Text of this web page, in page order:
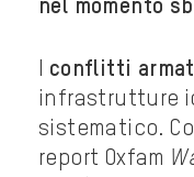
nel momento
I conflitti
infrastrutture
sistematico.
report Oxfam